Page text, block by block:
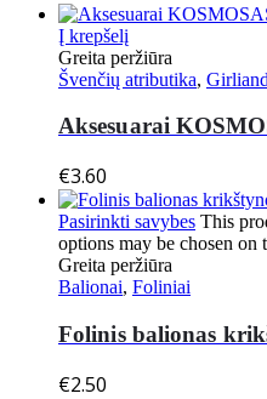
Į krepšelį
Greita peržiūra
Švenčių atributika,
Aksesuarai
€3.60
Pasirinkti savybes This
options may be chosen on
Greita peržiūra
Balionai, Foliniai
Folinis balionas
€2.50